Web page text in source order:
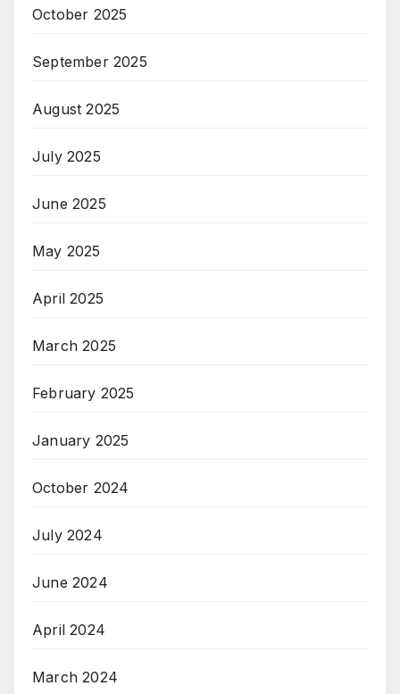
October 2025
September 2025
August 2025
July 2025
June 2025
May 2025
April 2025
March 2025
February 2025
January 2025
October 2024
July 2024
June 2024
April 2024
March 2024